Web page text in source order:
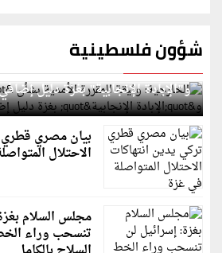
شؤون فلسطينية
الخارجية: وثيقة المقررة الأممية
و"الإبادة الإنجابية" بغزة دليل
بيان مصري قطري
الاحتلال
مجلس السلام
تنسحب وراء